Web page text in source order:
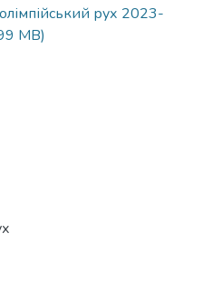
рух 2023-
MB)